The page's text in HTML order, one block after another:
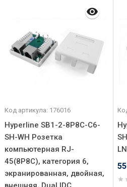
Код артикула: 176016
Hyperline SB1-2-8P8C-C6-
SH-WH Розетка
компьютерная RJ-
45(8P8C), категория 6,
экранированная, двойная,